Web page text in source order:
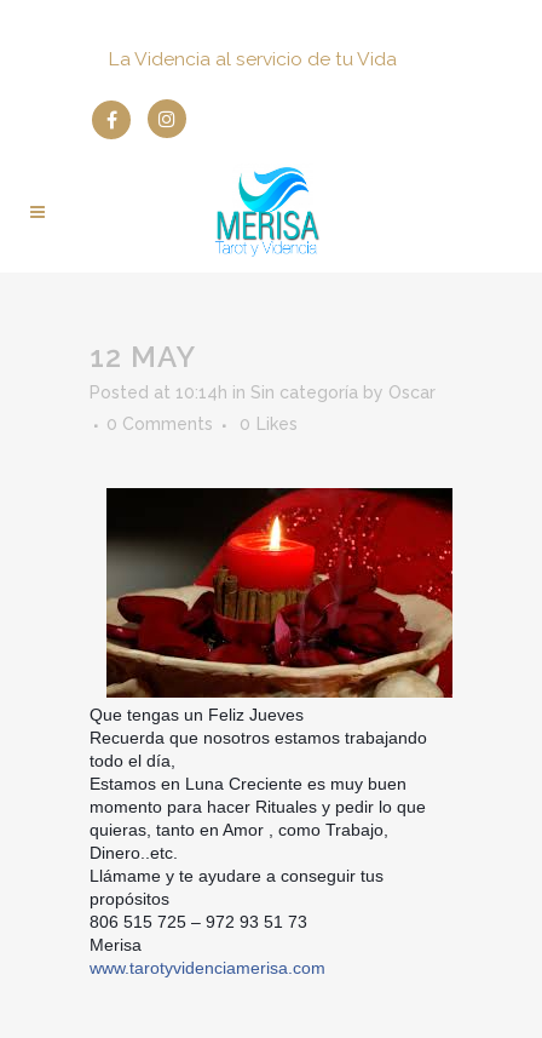
La Videncia al servicio de tu Vida
12 MAY
Posted at 10:14h in Sin categoría by Oscar
0 Comments
0 Likes
Que tengas un Feliz Jueves
Recuerda que nosotros estamos trabajando
todo el día,
Estamos en Luna Creciente es muy buen
momento para hacer Rituales y pedir lo que
quieras, tanto en Amor , como Trabajo,
Dinero..etc.
Llámame y te ayudare a conseguir tus
propósitos
806 515 725 – 972 93 51 73
Merisa
www.tarotyvidenciamerisa.com